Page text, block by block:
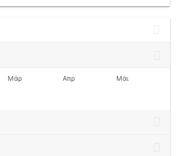
Μάρ Απρ Μάι